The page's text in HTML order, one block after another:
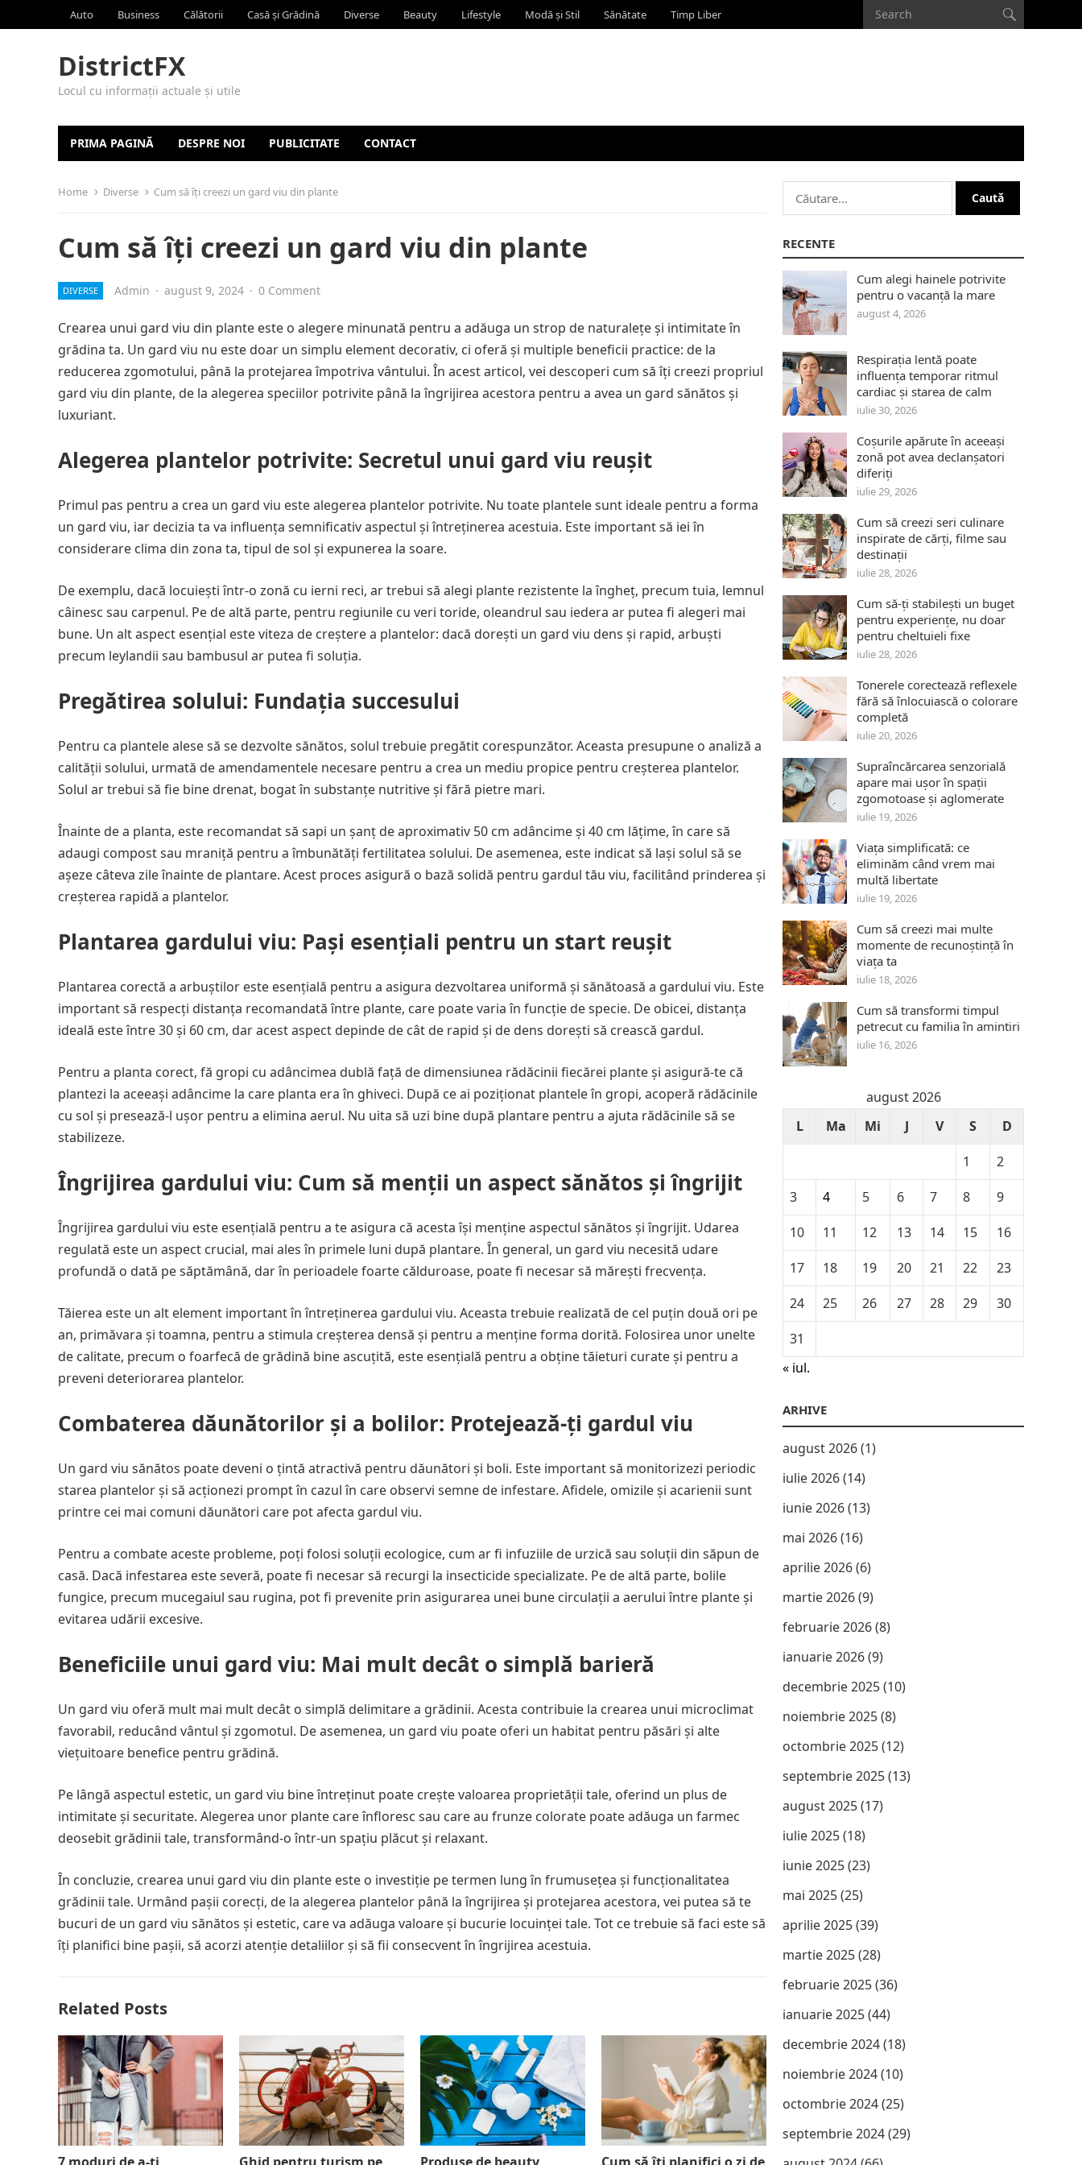
Auto Business Călătorii Casă și Grădină Diverse Beauty Lifestyle Modă și Stil Sănătate Timp Liber
DistrictFX
Locul cu informații actuale și utile
PRIMA PAGINĂ DESPRE NOI PUBLICITATE CONTACT
Home Diverse Cum să îți creezi un gard viu din plante
Cum să îți creezi un gard viu din plante
DIVERSE Admin · august 9, 2024 · 0 Comment
Crearea unui gard viu din plante este o alegere minunată pentru a adăuga un strop de naturalețe și intimitate în
grădina ta. Un gard viu nu este doar un simplu element decorativ, ci oferă și multiple beneficii practice: de la
reducerea zgomotului, până la protejarea împotriva vântului. În acest articol, vei descoperi cum să îți creezi propriul
gard viu din plante, de la alegerea speciilor potrivite până la îngrijirea acestora pentru a avea un gard sănătos și
luxuriant.
Alegerea plantelor potrivite: Secretul unui gard viu reușit
Primul pas pentru a crea un gard viu este alegerea plantelor potrivite. Nu toate plantele sunt ideale pentru a forma
un gard viu, iar decizia ta va influența semnificativ aspectul și întreținerea acestuia. Este important să iei în
considerare clima din zona ta, tipul de sol și expunerea la soare.
De exemplu, dacă locuiești într-o zonă cu ierni reci, ar trebui să alegi plante rezistente la îngheț, precum tuia, lemnul
câinesc sau carpenul. Pe de altă parte, pentru regiunile cu veri toride, oleandrul sau iedera ar putea fi alegeri mai
bune. Un alt aspect esențial este viteza de creștere a plantelor: dacă dorești un gard viu dens și rapid, arbuști
precum leylandii sau bambusul ar putea fi soluția.
Pregătirea solului: Fundația succesului
Pentru ca plantele alese să se dezvolte sănătos, solul trebuie pregătit corespunzător. Aceasta presupune o analiză a
calității solului, urmată de amendamentele necesare pentru a crea un mediu propice pentru creșterea plantelor.
Solul ar trebui să fie bine drenat, bogat în substanțe nutritive și fără pietre mari.
Înainte de a planta, este recomandat să sapi un șanț de aproximativ 50 cm adâncime și 40 cm lățime, în care să
adaugi compost sau mraniță pentru a îmbunătăți fertilitatea solului. De asemenea, este indicat să lași solul să se
așeze câteva zile înainte de plantare. Acest proces asigură o bază solidă pentru gardul tău viu, facilitând prinderea și
creșterea rapidă a plantelor.
Plantarea gardului viu: Pași esențiali pentru un start reușit
Plantarea corectă a arbuștilor este esențială pentru a asigura dezvoltarea uniformă și sănătoasă a gardului viu. Este
important să respecți distanța recomandată între plante, care poate varia în funcție de specie. De obicei, distanța
ideală este între 30 și 60 cm, dar acest aspect depinde de cât de rapid și de dens dorești să crească gardul.
Pentru a planta corect, fă gropi cu adâncimea dublă față de dimensiunea rădăcinii fiecărei plante și asigură-te că
plantezi la aceeași adâncime la care planta era în ghiveci. După ce ai poziționat plantele în gropi, acoperă rădăcinile
cu sol și presează-l ușor pentru a elimina aerul. Nu uita să uzi bine după plantare pentru a ajuta rădăcinile să se
stabilizeze.
Îngrijirea gardului viu: Cum să menții un aspect sănătos și îngrijit
Îngrijirea gardului viu este esențială pentru a te asigura că acesta își menține aspectul sănătos și îngrijit. Udarea
regulată este un aspect crucial, mai ales în primele luni după plantare. În general, un gard viu necesită udare
profundă o dată pe săptămână, dar în perioadele foarte călduroase, poate fi necesar să mărești frecvența.
Tăierea este un alt element important în întreținerea gardului viu. Aceasta trebuie realizată de cel puțin două ori pe
an, primăvara și toamna, pentru a stimula creșterea densă și pentru a menține forma dorită. Folosirea unor unelte
de calitate, precum o foarfecă de grădină bine ascuțită, este esențială pentru a obține tăieturi curate și pentru a
preveni deteriorarea plantelor.
Combaterea dăunătorilor și a bolilor: Protejează-ți gardul viu
Un gard viu sănătos poate deveni o țintă atractivă pentru dăunători și boli. Este important să monitorizezi periodic
starea plantelor și să acționezi prompt în cazul în care observi semne de infestare. Afidele, omizile și acarienii sunt
printre cei mai comuni dăunători care pot afecta gardul viu.
Pentru a combate aceste probleme, poți folosi soluții ecologice, cum ar fi infuziile de urzică sau soluții din săpun de
casă. Dacă infestarea este severă, poate fi necesar să recurgi la insecticide specializate. Pe de altă parte, bolile
fungice, precum mucegaiul sau rugina, pot fi prevenite prin asigurarea unei bune circulații a aerului între plante și
evitarea udării excesive.
Beneficiile unui gard viu: Mai mult decât o simplă barieră
Un gard viu oferă mult mai mult decât o simplă delimitare a grădinii. Acesta contribuie la crearea unui microclimat
favorabil, reducând vântul și zgomotul. De asemenea, un gard viu poate oferi un habitat pentru păsări și alte
viețuitoare benefice pentru grădină.
Pe lângă aspectul estetic, un gard viu bine întreținut poate crește valoarea proprietății tale, oferind un plus de
intimitate și securitate. Alegerea unor plante care înfloresc sau care au frunze colorate poate adăuga un farmec
deosebit grădinii tale, transformând-o într-un spațiu plăcut și relaxant.
În concluzie, crearea unui gard viu din plante este o investiție pe termen lung în frumusețea și funcționalitatea
grădinii tale. Urmând pașii corecți, de la alegerea plantelor până la îngrijirea și protejarea acestora, vei putea să te
bucuri de un gard viu sănătos și estetic, care va adăuga valoare și bucurie locuinței tale. Tot ce trebuie să faci este să
îți planifici bine pașii, să acorzi atenție detaliilor și să fii consecvent în îngrijirea acestuia.
Related Posts
Caută
după:
RECENTE
Cum alegi hainele potrivite
pentru o vacanță la mare
august 4, 2026
Respirația lentă poate
influența temporar ritmul
cardiac și starea de calm
iulie 30, 2026
Coșurile apărute în aceeași
zonă pot avea declanșatori
diferiți
iulie 29, 2026
Cum să creezi seri culinare
inspirate de cărți, filme sau
destinații
iulie 28, 2026
Cum să-ți stabilești un buget
pentru experiențe, nu doar
pentru cheltuieli fixe
iulie 28, 2026
Tonerele corectează reflexele
fără să înlocuiască o colorare
completă
iulie 20, 2026
Supraîncărcarea senzorială
apare mai ușor în spații
zgomotoase și aglomerate
iulie 19, 2026
Viața simplificată: ce
eliminăm când vrem mai
multă libertate
iulie 19, 2026
Cum să creezi mai multe
momente de recunoștință în
viața ta
iulie 18, 2026
Cum să transformi timpul
petrecut cu familia în amintiri
iulie 16, 2026
august 2026
L
Ma Mi J V S
D
1
2
3
4 5 6 7 8
9
10
11 12 13 14 15
16
17
18 19 20 21 22
23
24
25 26 27 28 29
30
31
« iul.
ARHIVE
august 2026(1)
iulie 2026(14)
iunie 2026(13)
mai 2026(16)
aprilie 2026(6)
martie 2026(9)
februarie 2026(8)
ianuarie 2026(9)
decembrie 2025(10)
noiembrie 2025(8)
octombrie 2025(12)
septembrie 2025(13)
august 2025(17)
iulie 2025(18)
iunie 2025(23)
mai 2025(25)
aprilie 2025(39)
martie 2025(28)
februarie 2025(36)
ianuarie 2025(44)
decembrie 2024(18)
noiembrie 2024(10)
octombrie 2024(25)
septembrie 2024(29)